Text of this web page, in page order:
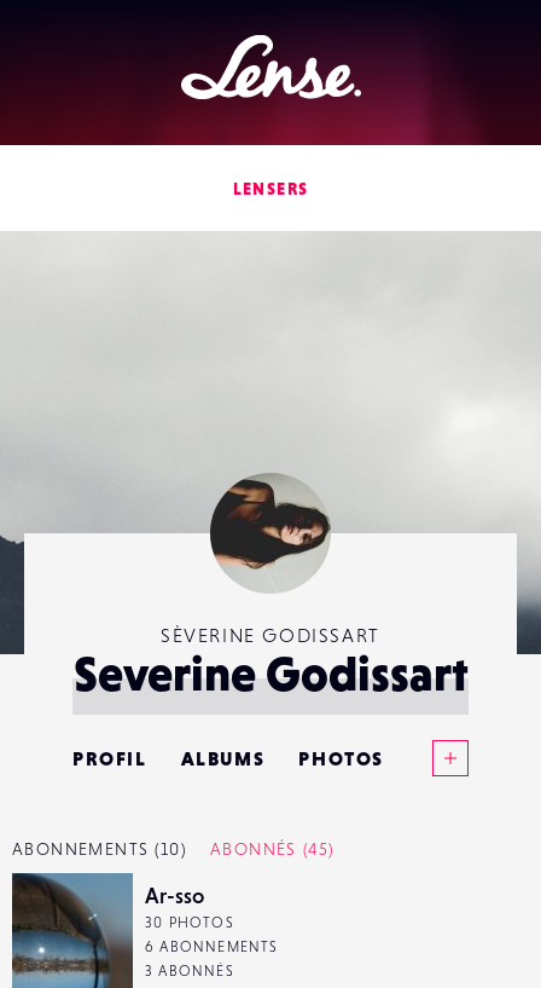
Lense
LENSERS
SÈVERINE GODISSART
Severine Godissart
PROFIL ALBUMS PHOTOS
ABONNEMENTS (10) ABONNÉS (45)
Ar-sso
30 PHOTOS
6 ABONNEMENTS
3 ABONNÉS